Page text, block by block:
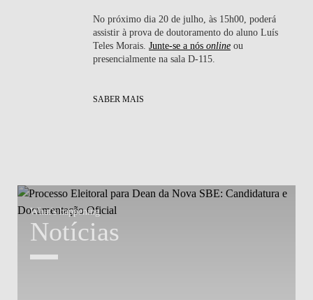
No próximo dia 20 de julho, às 15h00, poderá
assistir à prova de doutoramento do aluno Luís
Teles Morais.Junte-se a nósonline ou
presencialmente na sala D-115.
SABER MAIS
What's happening
Notícias